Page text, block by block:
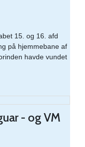
15. og 16. afd
på hjemmebane af
havde vundet
- og VM